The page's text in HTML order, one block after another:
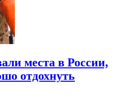
места в России,
отдохнуть